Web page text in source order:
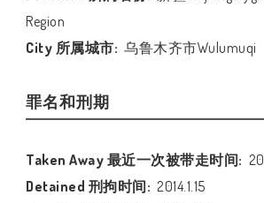
Region
City 所属城市: 乌鲁木齐市Wulumuqi
罪名和刑期
Taken Away 最近一次被带走时间:
Detained 刑拘时间: 2014.1.15